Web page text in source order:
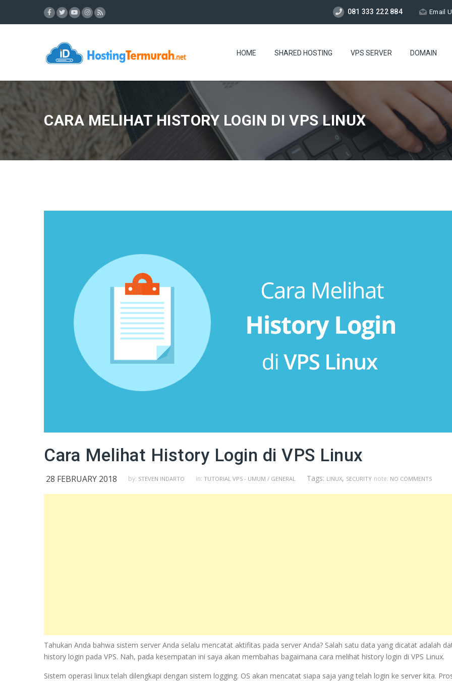
081 333 222 884 Email
HOME SHARED HOSTING VPS SERVER DOMAIN
CARA MELIHAT HISTORY LOGIN DI VPS LINUX
Cara Melihat History Login di VPS Linux
28 FEBRUARY 2018 by: STEVEN INDARTO in: TUTORIAL VPS - UMUM / GENERAL Tags: LINUX, SECURITY note: NO COMMENTS
Tahukan Anda bahwa sistem server Anda selalu mencatat aktifitas pada server Anda? Salah satu data yang dicatat adalah
history login pada VPS. Nah, pada kesempatan ini saya akan membahas bagaimana cara melihat history login di VPS Linux.
Sistem operasi linux telah dilengkapi dengan sistem logging. OS akan mencatat siapa saja yang telah login ke server kita.